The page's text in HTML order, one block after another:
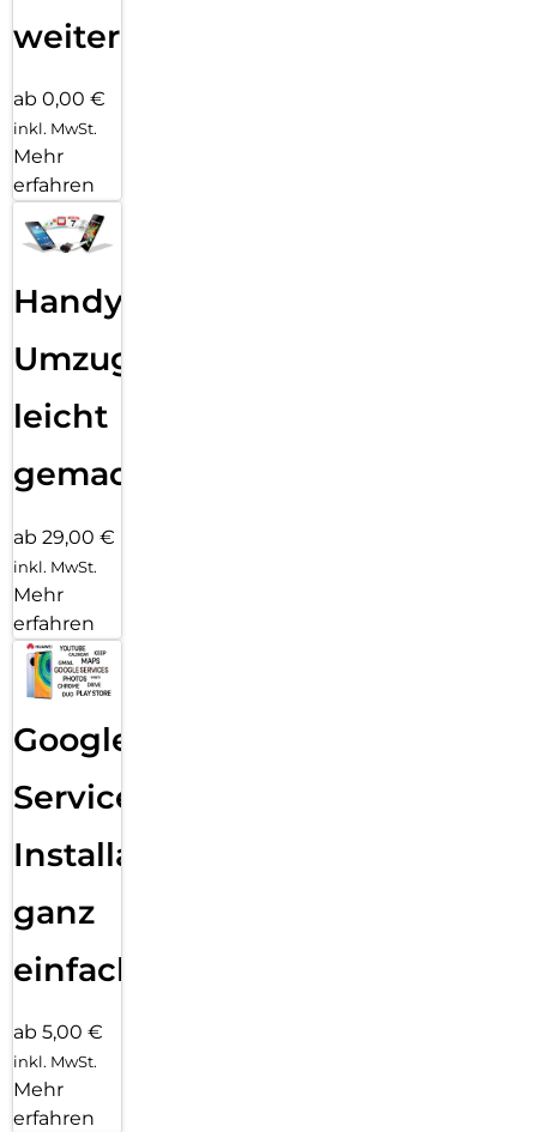
weiter
ab 0,00 €
inkl. MwSt.
Mehr
erfahren
Handy
Umzug
leicht
gemacht!
ab 29,00 €
inkl. MwSt.
Mehr
erfahren
Google
Services
Installation
ganz
einfach
ab 5,00 €
inkl. MwSt.
Mehr
erfahren